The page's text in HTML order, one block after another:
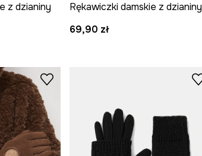
z dzianiny
Rękawiczki damskie z dzianiny
69,90 zł